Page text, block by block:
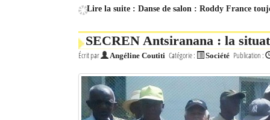
Lire la suite : Danse de salon : Roddy France
SECREN Antsiranana : la
Écrit par Angéline Coutiti Catégorie : Société Publication :